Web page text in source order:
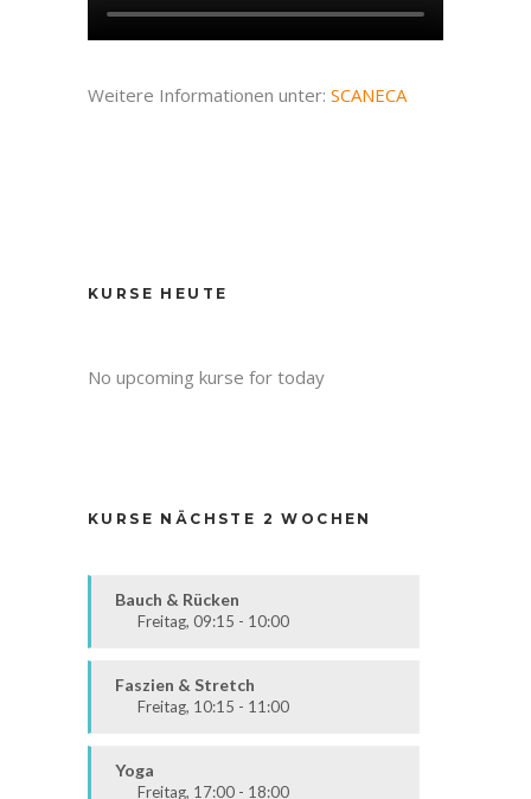
Weitere Informationen unter: SCANECA
KURSE HEUTE
No upcoming kurse for today
KURSE NÄCHSTE 2 WOCHEN
Bauch & Rücken
Freitag, 09:15 - 10:00
Alle
Faszien & Stretch
Freitag, 10:15 - 11:00
Alle
Yoga
Freitag, 17:00 - 18:00